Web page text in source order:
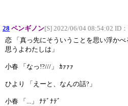
28 ペンギノン[S] 2022/06/04 08:54:02 ID：
恋 「真っ先にそういうことを思い浮か
思うよわたしは」
小春 「なっ!?///」 ｶｧｧｧ
ひより 「えーと、なんの話?」
小春 「...」 ﾅﾃﾞﾅﾃﾞ